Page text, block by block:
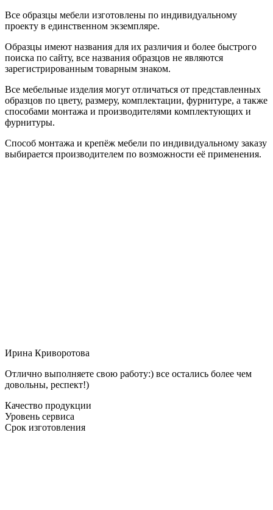
Все образцы мебели изготовлены по индивидуальному
проекту в единственном экземпляре.
Образцы имеют названия для их различия и более быстрого
поиска по сайту, все названия образцов не являются
зарегистрированным товарным знаком.
Все мебельные изделия могут отличаться от представленных
образцов по цвету, размеру, комплектации, фурнитуре, а также
способами монтажа и производителями комплектующих и
фурнитуры.
Способ монтажа и крепёж мебели по индивидуальному заказу
выбирается производителем по возможности её применения.
Ирина Криворотова
Отлично выполняете свою работу:) все остались более чем
довольны, респект!)
Качество продукции
Уровень сервиса
Срок изготовления